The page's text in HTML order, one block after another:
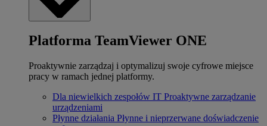
Platforma TeamViewer ONE
Proaktywnie zarządzaj i optymalizuj swoje cyfrowe miejsce
pracy w ramach jednej platformy.
Dla niewielkich zespołów IT Proaktywne zarządzanie
urządzeniami
Płynne działania Płynne i nieprzerwane doświadczenie